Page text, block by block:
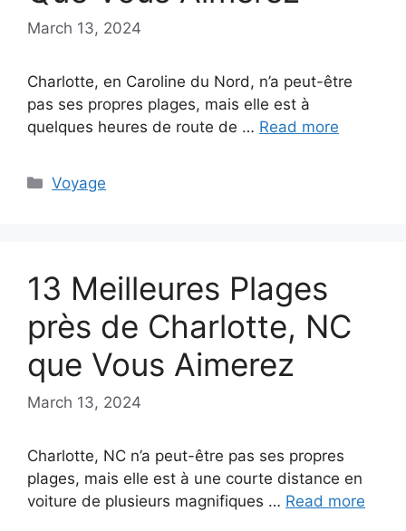
March 13, 2024
Charlotte, en Caroline du Nord, n’a peut-être
pas ses propres plages, mais elle est à
quelques heures de route de … Read more
Categories
Voyage
13 Meilleures Plages
près de Charlotte, NC
que Vous Aimerez
March 13, 2024
Charlotte, NC n’a peut-être pas ses propres
plages, mais elle est à une courte distance en
voiture de plusieurs magnifiques … Read more